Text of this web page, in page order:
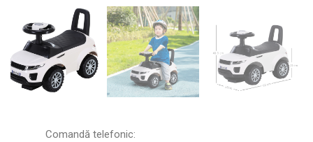
Comandă telefonic: